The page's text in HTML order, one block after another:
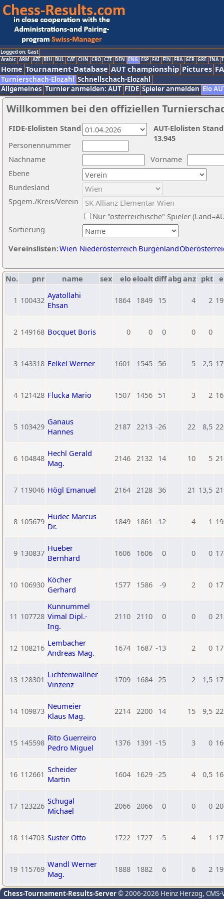
Logged on: Gast
Arabic ARM AZE BIH BUL CAT CHN CRO CZE DEN ENG ESP FAI FIN FRA GER GRE INA
Home Tournament-Database AUT championship Pictures
Turnierschach-Elozahl Schnellschach-Elozahl
Allgemeines Turnier anmelden: AUT FIDE Spieler anmelden Elo
Willkommen bei den offiziellen
Nachname
Vorname
Ebene
Sortierung
Personennummer
Bundesland
Spgem./Kreis/Verein
Nur "österreichische" Spieler
Vereinslisten:Wien Niederösterreich Burgenland
AUT-Elolisten
13.945
FIDE-Elolisten Stand
No. pnr name sex eloeloaltdiffabg anz pkt
1 100432 Ayatollahi
Ehsan
1864 1849 15 4 2
2 149168 Bocquet Boris 0 0 0 0 0
3 143318 Felkel Werner 1601 1545 56 5 2,5
4 121428 Flucka Mario 1507 1456 51 3 2
5 103429 Ganaus
Hannes
2187 2213 -26 22 8,5
6 104848 Hechl Gerald
Mag.
2146 2132 14 10 5
7 119046 Högl Emanuel 2164 2128 36 21 13,5
8 105679 Hudec Marcus
Dr.
1849 1861 -12 4 1
9 130837 Hueber
Bernhard
1606 1606 0 0 0
10 106930 Köcher
Gerhard
1577 1586 -9 2 0
11 107728
Kunnummel
Vimal Dipl.-
Ing.
2110 2110 0 0 0
12 108216 Lembacher
Andreas Mag.
1674 1687 -13 2 0
13 128301 Lichtenwallner
Vinzenz
1709 1684 25 2 1,5
14 109873 Neumeier
Klaus Mag.
2214 2200 14 15 9,5
15 145598 Rito Guerreiro
Pedro Miguel
1376 1391 -15 3 0
16 112661 Scheider
Martin
1604 1629 -25 4 0,5
17 123226 Schugal
Michael
2066 2066 0 0 0
18 114703 Suster Otto 1722 1727 -5 4 1
19 115769 Wandl Werner
Mag.
1888 1882 6 6 2
Chess-Tournament-Results-Server© 2006-2026 Heinz Herzog,